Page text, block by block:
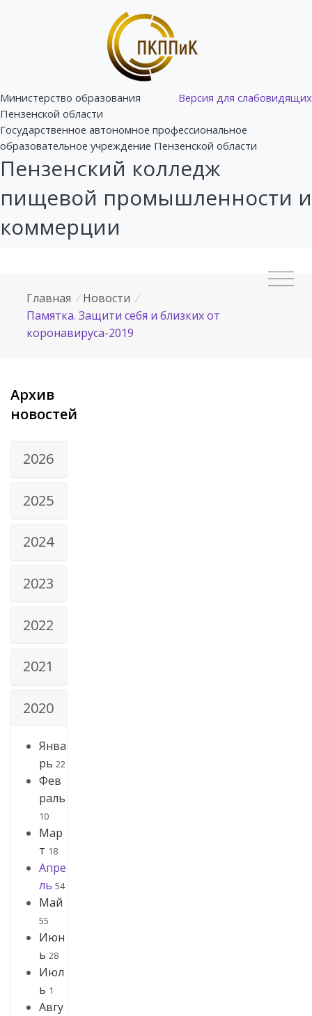
Версия для слабовидящих
Министерство образования
Пензенской области
Государственное автономное профессиональное
образовательное учреждение Пензенской области
Пензенский колледж
пищевой промышленности и
коммерции
Главная / Новости /
Памятка. Защити себя и близких от
коронавируса-2019
Архив
новостей
2026
2025
2024
2023
2022
2021
2020
Янва
рь 22
Фев
раль
10
Мар
т 18
Апре
ль 54
Май
55
Июн
ь 28
Июл
ь 1
Авгу